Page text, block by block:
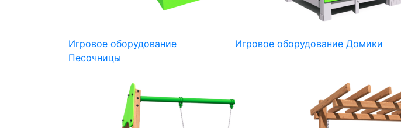
Игровое оборудование
Песочницы
Игровое оборудование Домики